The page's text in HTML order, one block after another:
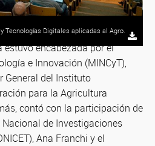
Tecnologías Digitales aplicadas al Agro.
encabezada por el
e Innovación (MINCyT),
General del Instituto
para la Agricultura
contó con la participación de
de Investigaciones
Ana Franchi y el